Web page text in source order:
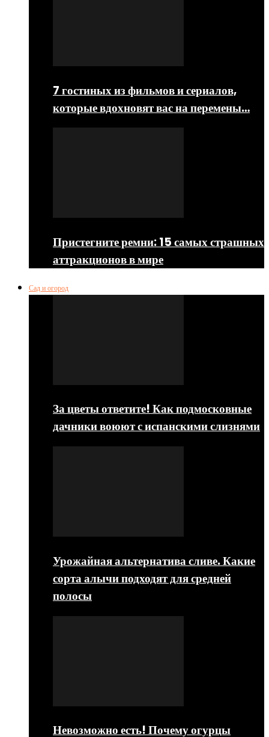
7 гостиных из фильмов и сериалов,
которые вдохновят вас на перемены…
Пристегните ремни: 15 самых страшных
аттракционов в мире
Сад и огород
За цветы ответите! Как подмосковные
дачники воюют с испанскими слизнями
Урожайная альтернатива сливе. Какие
сорта алычи подходят для средней
полосы
Невозможно есть! Почему огурцы